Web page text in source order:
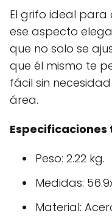
El grifo ideal
ese aspecto
que no solo se
que él mismo te
fácil sin
área.
Especificaciones
Peso: 2.22 kg.
Medidas:
Material: